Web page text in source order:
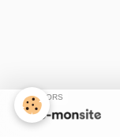
SPONSORS